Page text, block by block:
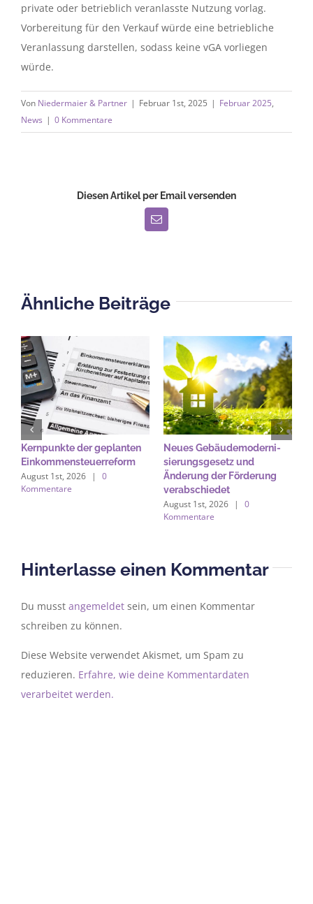
private oder betrieblich veranlasste Nutzung vorlag.
Vorbereitung für den Verkauf würde eine betriebliche
Veranlassung darstellen, sodass keine vGA vorliegen
würde.
Von Niedermaier & Partner | Februar 1st, 2025 | Februar 2025,
News | 0 Kommentare
Diesen Artikel per Email versenden
E-
Mail
Ähnliche Beiträge
Kernpunkte der geplanten
Einkommensteuerreform
August 1st, 2026 |
0
Kommentare
Neues Gebäude­moderni­
sierungs­gesetz und
Änderung der Förderung
verabschiedet
August 1st, 2026 |
0
Kommentare
Hinterlasse einen Kommentar
Du musst angemeldet sein, um einen Kommentar
schreiben zu können.
Diese Website verwendet Akismet, um Spam zu
reduzieren. Erfahre, wie deine Kommentardaten
verarbeitet werden.